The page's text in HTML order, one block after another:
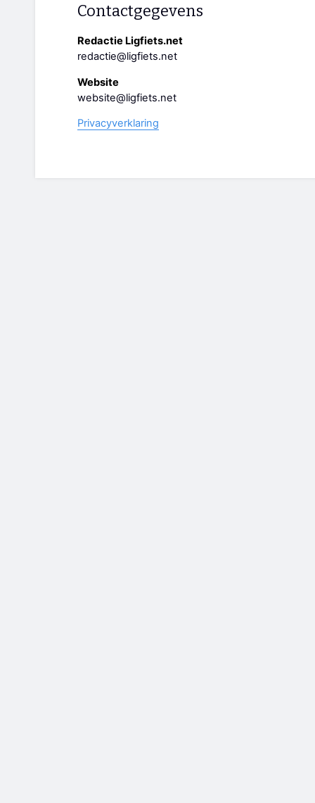
Contactgegevens
Redactie Ligfiets.net
redactie@ligfiets.net
Website
website@ligfiets.net
Privacyverklaring